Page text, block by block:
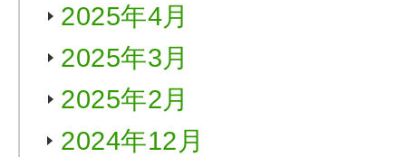
2025年4月
2025年3月
2025年2月
2024年12月